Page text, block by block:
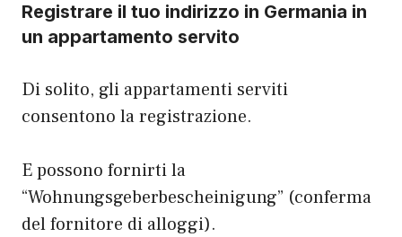
Registrare il tuo indirizzo in Germania in
un appartamento servito
Di solito, gli appartamenti serviti
consentono la registrazione.
E possono fornirti la
“Wohnungsgeberbescheinigung” (conferma
del fornitore di alloggi).